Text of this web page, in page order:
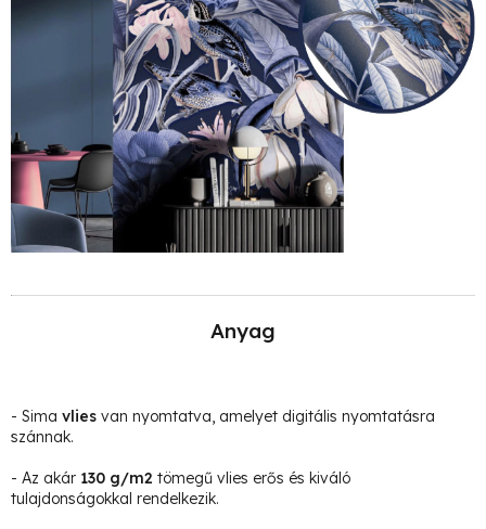
Anyag
- Sima vlies van nyomtatva, amelyet digitális nyomtatásra
szánnak.
- Az akár 130 g/m2 tömegű vlies erős és kiváló
tulajdonságokkal rendelkezik.